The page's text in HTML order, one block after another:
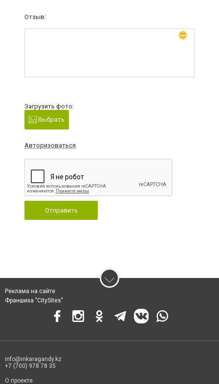
Отзыв:
Загрузить фото:
Выбрать
Авторизоваться
Отправить
Реклама на сайте
Франшиза "CitySites"
info@inkaragandy.kz
+7 (700) 978 78 35
О проекте